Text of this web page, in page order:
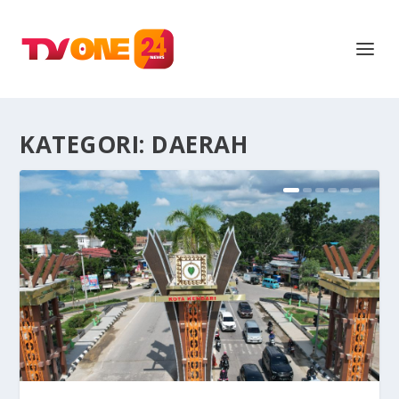
KATEGORI: DAERAH